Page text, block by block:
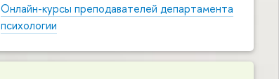
Онлайн-курсы преподавателей департамента
психологии